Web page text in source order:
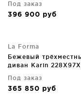
металлическим
232X98X82 CM
Под заказ
396 900 руб
La Forma
Бежевый
диван Karin
Под заказ
365 850 руб